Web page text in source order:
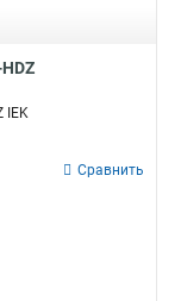
IEK
Сравнить